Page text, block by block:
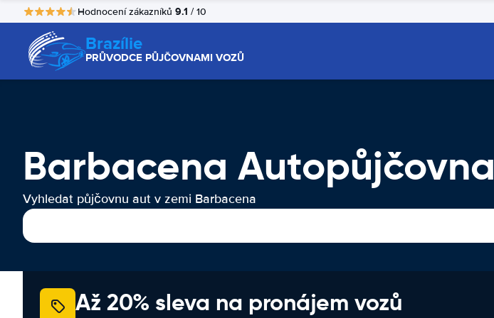
Hodnocení zákazníků 9.1 / 10
Brazílie
PRŮVODCE PŮJČOVNAMI VOZŮ
Barbacena Autopůjčovna
Vyhledat půjčovnu aut v zemi Barbacena
Až 20% sleva na pronájem vozů